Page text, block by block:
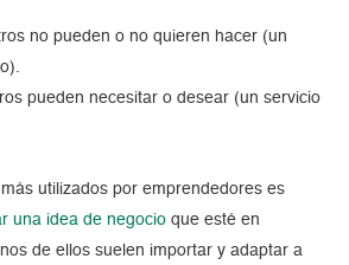
no pueden o no quieren hacer (un
pueden necesitar o desear (un servicio
utilizados por emprendedores es
una idea de negocio que esté en
de ellos suelen importar y adaptar a